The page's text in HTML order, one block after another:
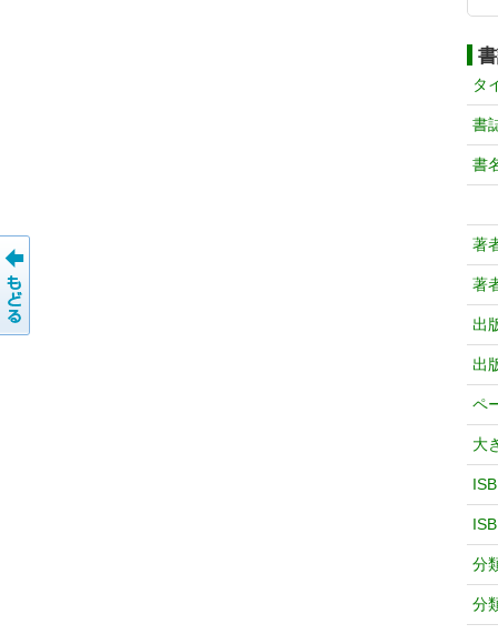
タ
書
書
著
著
出
出
ペ
大
分
分